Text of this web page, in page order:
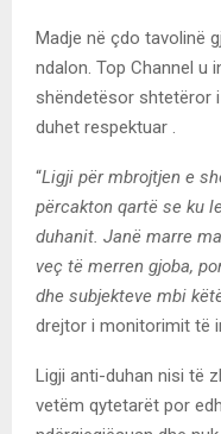
Madje në çdo tavolinë
ndalon. Top Channel u
shëndetësor shtetëror
duhet respektuar .
“Ligji për mbrojtjen e
përcakton qartë se ku
duhanit. Janë marre
veç të merren gjoba,
dhe subjekteve mbi
drejtor i monitorimit të
Ligji anti-duhan nisi të
vetëm qytetarët por